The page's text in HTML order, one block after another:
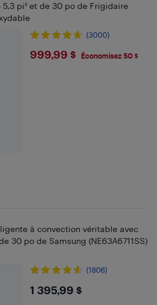
pi³ et de 30 po de Frigidaire
(3000)
$999.99
999,99 $ Économisez 50 $
à convection véritable avec
30 po de Samsung (NE63A6711SS)
(1806)
$1395.99
1 395,99 $